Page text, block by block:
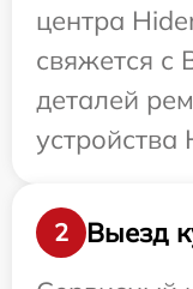
центра
свяжется с
деталей
устройства
2
Выезд